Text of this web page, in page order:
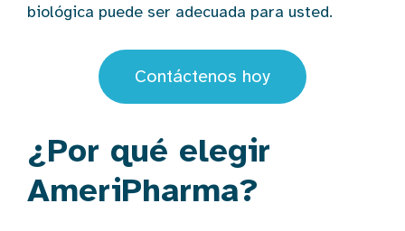
biológica puede ser adecuada para usted.
Contáctenos hoy
¿Por qué elegir
AmeriPharma?